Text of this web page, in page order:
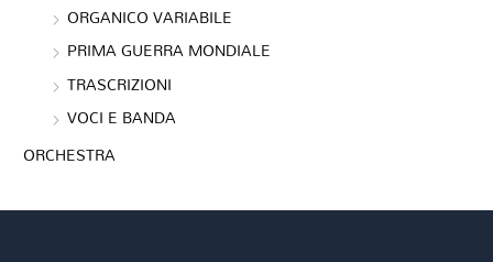
ORGANICO VARIABILE
PRIMA GUERRA MONDIALE
TRASCRIZIONI
VOCI E BANDA
ORCHESTRA